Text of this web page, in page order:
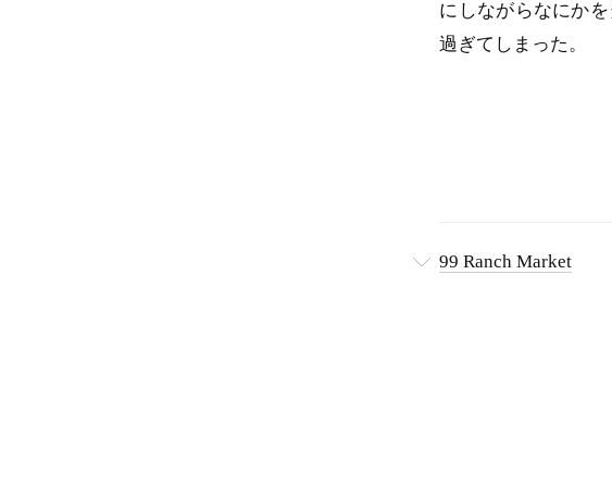
にしながらなにか
過ぎてしまった。
99 Ranch Market